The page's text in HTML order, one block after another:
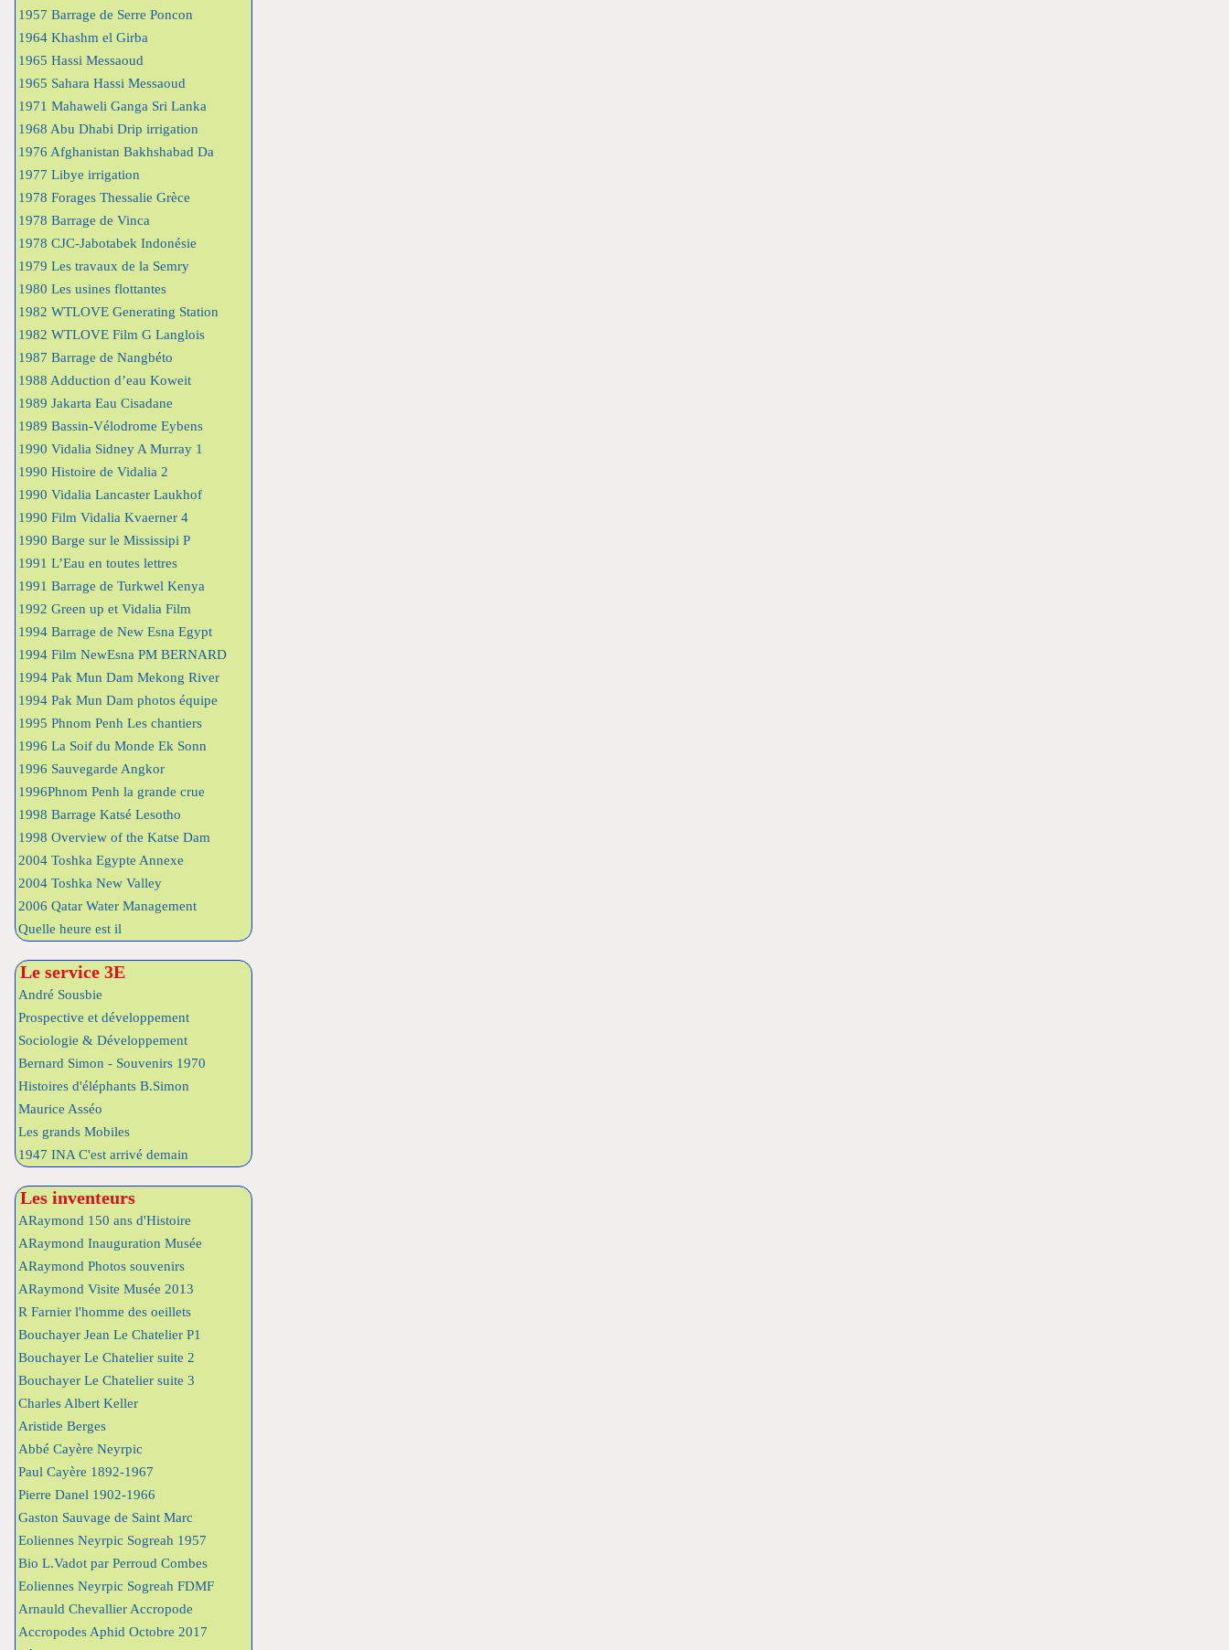
1957 Barrage de Serre Poncon
1964 Khashm el Girba
1965 Hassi Messaoud
1965 Sahara Hassi Messaoud
1971 Mahaweli Ganga Sri Lanka
1968 Abu Dhabi Drip irrigation
1976 Afghanistan Bakhshabad Da
1977 Libye irrigation
1978 Forages Thessalie Grèce
1978 Barrage de Vinca
1978 CJC-Jabotabek Indonésie
1979 Les travaux de la Semry
1980 Les usines flottantes
1982 WTLOVE Generating Station
1982 WTLOVE Film G Langlois
1987 Barrage de Nangbéto
1988 Adduction d’eau Koweit
1989 Jakarta Eau Cisadane
1989 Bassin-Vélodrome Eybens
1990 Vidalia Sidney A Murray 1
1990 Histoire de Vidalia 2
1990 Vidalia Lancaster Laukhof
1990 Film Vidalia Kvaerner 4
1990 Barge sur le Mississipi P
1991 L’Eau en toutes lettres
1991 Barrage de Turkwel Kenya
1992 Green up et Vidalia Film
1994 Barrage de New Esna Egypt
1994 Film NewEsna PM BERNARD
1994 Pak Mun Dam Mekong River
1994 Pak Mun Dam photos équipe
1995 Phnom Penh Les chantiers
1996 La Soif du Monde Ek Sonn
1996 Sauvegarde Angkor
1996Phnom Penh la grande crue
1998 Barrage Katsé Lesotho
1998 Overview of the Katse Dam
2004 Toshka Egypte Annexe
2004 Toshka New Valley
2006 Qatar Water Management
Quelle heure est il
Le service 3E
André Sousbie
Prospective et développement
Sociologie & Développement
Bernard Simon - Souvenirs 1970
Histoires d'éléphants B.Simon
Maurice Asséo
Les grands Mobiles
1947 INA C'est arrivé demain
Les inventeurs
ARaymond 150 ans d'Histoire
ARaymond Inauguration Musée
ARaymond Photos souvenirs
ARaymond Visite Musée 2013
R Farnier l'homme des oeillets
Bouchayer Jean Le Chatelier P1
Bouchayer Le Chatelier suite 2
Bouchayer Le Chatelier suite 3
Charles Albert Keller
Aristide Berges
Abbé Cayère Neyrpic
Paul Cayère 1892-1967
Pierre Danel 1902-1966
Gaston Sauvage de Saint Marc
Eoliennes Neyrpic Sogreah 1957
Bio L.Vadot par Perroud Combes
Eoliennes Neyrpic Sogreah FDMF
Arnauld Chevallier Accropode
Accropodes Aphid Octobre 2017